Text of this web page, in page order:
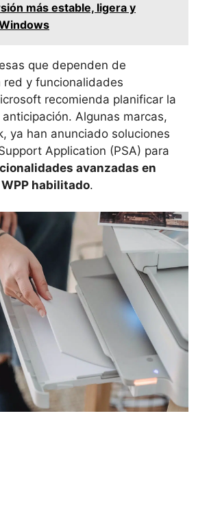
más estable, ligera y
que dependen de
red y funcionalidades
recomienda planificar la
Algunas marcas,
ya han anunciado soluciones
Application (PSA) para
avanzadas en
habilitado.